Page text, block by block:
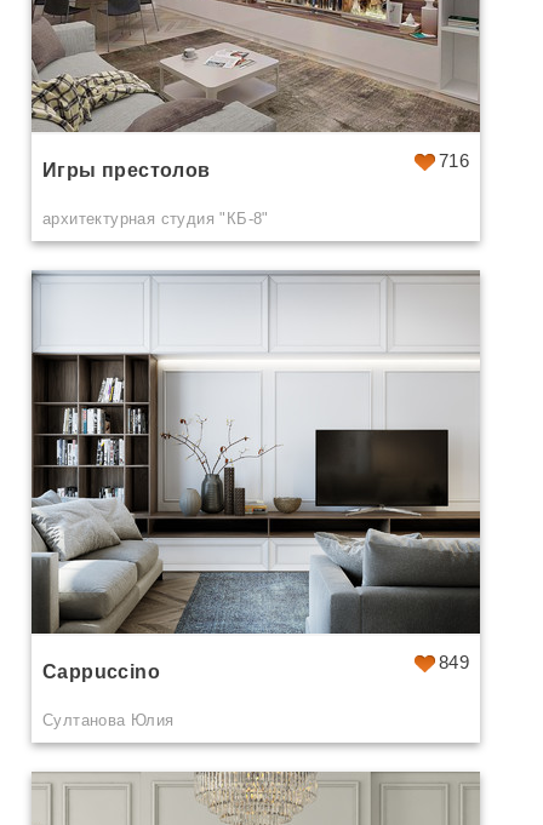
716
Игры престолов
архитектурная студия "КБ-8"
849
Cappuccino
Султанова Юлия